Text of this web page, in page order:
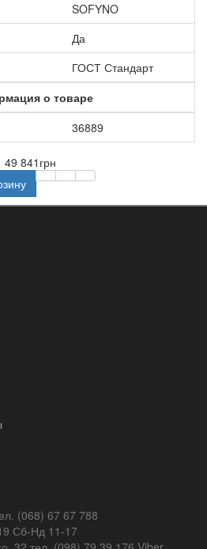
SOFYNO
Да
ГОСТ Стандарт
о товаре
36889
49 841грн
(068) 67 67 788
Сб-Нд 11-17